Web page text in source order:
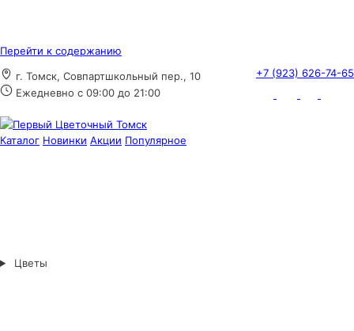
Перейти к содержанию
г. Томск, Совпартшкольный пер., 10
Ежедневно с 09:00 до 21:00
+7 (923) 626-74-65
Каталог Новинки Акции Популярное
Цветы